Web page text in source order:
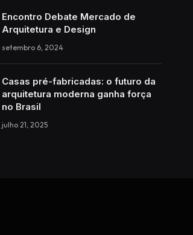
Encontro Debate Mercado de
Arquitetura e Design
setembro 6, 2024
Casas pré-fabricadas: o futuro da
arquitetura moderna ganha força
no Brasil
julho 21, 2025